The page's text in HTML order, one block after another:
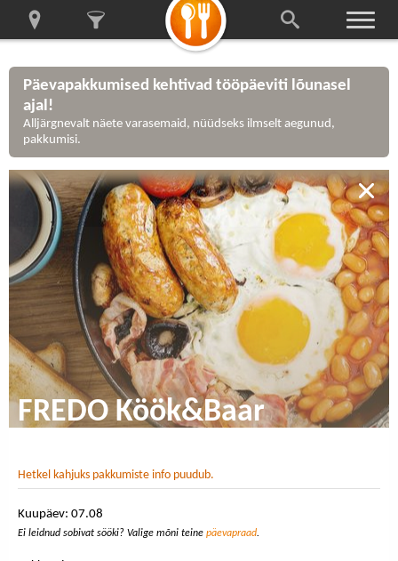
Päevapakkumised kehtivad tööpäeviti lõunasel
ajal!
Alljärgnevalt näete varasemaid, nüüdseks ilmselt aegunud,
pakkumisi.
FREDO Köök&Baar
Hetkel kahjuks pakkumiste info puudub.
Kuupäev: 07.08
Ei leidnud sobivat sööki? Valige mõni teine päevapraad.